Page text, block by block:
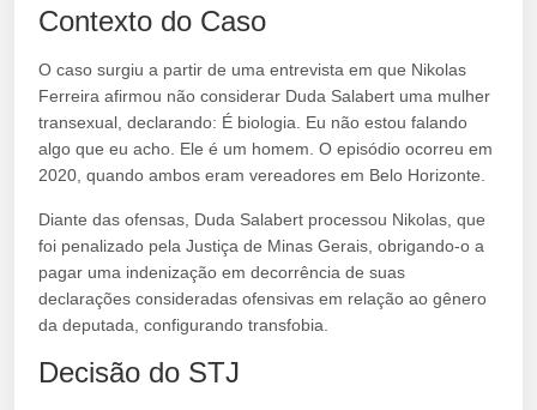
Contexto do Caso
O caso surgiu a partir de uma entrevista em que Nikolas
Ferreira afirmou não considerar Duda Salabert uma mulher
transexual, declarando: É biologia. Eu não estou falando
algo que eu acho. Ele é um homem. O episódio ocorreu em
2020, quando ambos eram vereadores em Belo Horizonte.
Diante das ofensas, Duda Salabert processou Nikolas, que
foi penalizado pela Justiça de Minas Gerais, obrigando-o a
pagar uma indenização em decorrência de suas
declarações consideradas ofensivas em relação ao gênero
da deputada, configurando transfobia.
Decisão do STJ